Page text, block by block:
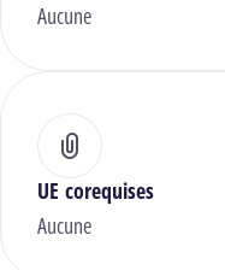
Aucune
UE corequises
Aucune